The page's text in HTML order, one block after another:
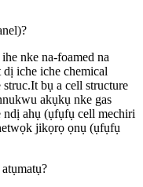
nke na-foamed na
iche iche chemical
bụ a cell structure
akụkụ nke gas
ndị ahụ (ụfụfụ cell mechiri
jikọrọ ọnụ (ụfụfụ